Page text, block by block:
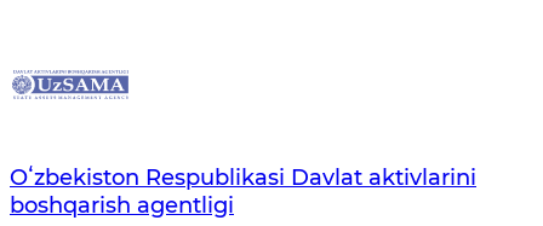
Oʻzbekiston Respublikasi Davlat aktivlarini
boshqarish agentligi